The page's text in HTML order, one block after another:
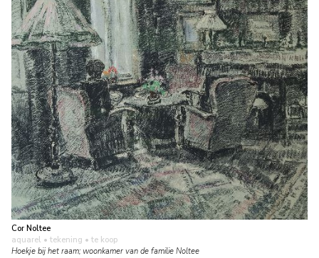
Cor Noltee
aquarel • tekening • te koop
Hoekje bij het raam; woonkamer van de familie Noltee